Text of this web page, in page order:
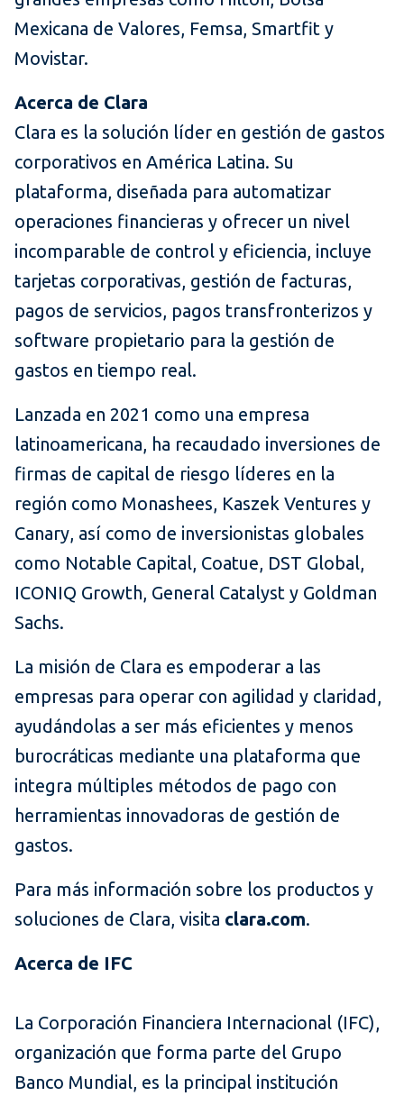
Mexicana de Valores, Femsa, Smartfit y
Movistar.
Acerca de Clara
Clara es la solución líder en gestión de gastos
corporativos en América Latina. Su
plataforma, diseñada para automatizar
operaciones financieras y ofrecer un nivel
incomparable de control y eficiencia, incluye
tarjetas corporativas, gestión de facturas,
pagos de servicios, pagos transfronterizos y
software propietario para la gestión de
gastos en tiempo real.
Lanzada en 2021 como una empresa
latinoamericana, ha recaudado inversiones de
firmas de capital de riesgo líderes en la
región como Monashees, Kaszek Ventures y
Canary, así como de inversionistas globales
como Notable Capital, Coatue, DST Global,
ICONIQ Growth, General Catalyst y Goldman
Sachs.
La misión de Clara es empoderar a las
empresas para operar con agilidad y claridad,
ayudándolas a ser más eficientes y menos
burocráticas mediante una plataforma que
integra múltiples métodos de pago con
herramientas innovadoras de gestión de
gastos.
Para más información sobre los productos y
soluciones de Clara, visita clara.com.
Acerca de IFC
La Corporación Financiera Internacional (IFC),
organización que forma parte del Grupo
Banco Mundial, es la principal institución